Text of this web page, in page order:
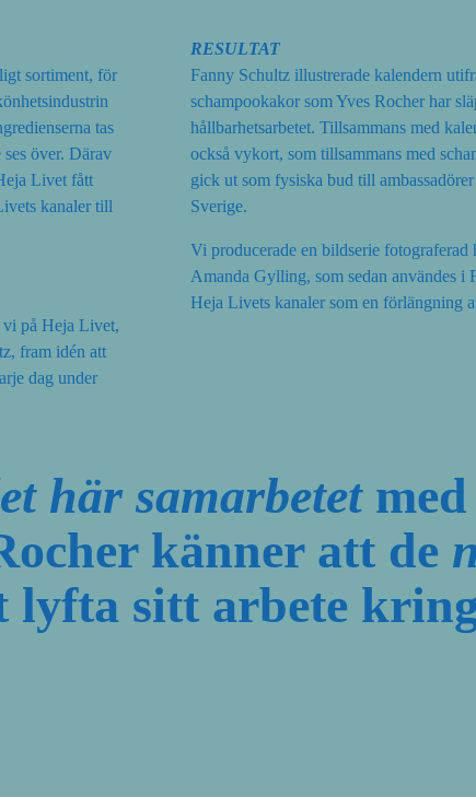
sortiment, för
tas
över. Därav
Livet fått
kanaler till
vi på Heja Livet,
fram idén att
dag under
RESULTAT
Fanny Schultz illustrerade kalendern
schampookakor som Yves Rocher har
hållbarhetsarbetet. Tillsammans med
också vykort, som tillsammans med
gick ut som fysiska bud till
Sverige.
Vi producerade en bildserie fotograferad
Amanda Gylling, som sedan användes i
Heja Livets kanaler som en förlängning
här samarbetetmed
känner att de
lyfta sitt arbete